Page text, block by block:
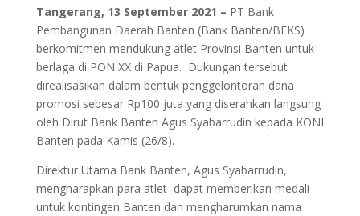
Tangerang, 13 September 2021 – PT Bank
Pembangunan Daerah Banten (Bank Banten/BEKS)
berkomitmen mendukung atlet Provinsi Banten untuk
berlaga di PON XX di Papua. Dukungan tersebut
direalisasikan dalam bentuk penggelontoran dana
promosi sebesar Rp100 juta yang diserahkan langsung
oleh Dirut Bank Banten Agus Syabarrudin kepada KONI
Banten pada Kamis (26/8).
Direktur Utama Bank Banten, Agus Syabarrudin,
mengharapkan para atlet dapat memberikan medali
untuk kontingen Banten dan mengharumkan nama